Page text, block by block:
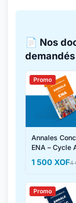
📄 Nos
demandés
Promo
Annales
ENA – Cycle
1 500 XOF4
Promo